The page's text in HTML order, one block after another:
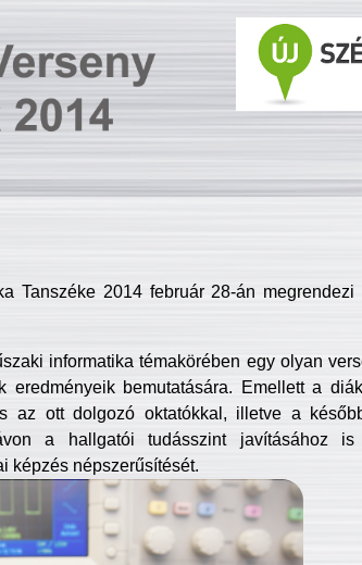
Tanszéke 2014 február 28-án
informatika témakörében egy olyan
eredményeik bemutatására. Emellett a
az ott dolgozó oktatókkal, illetve a
a hallgatói tudásszint javításához
képzés népszerűsítését.